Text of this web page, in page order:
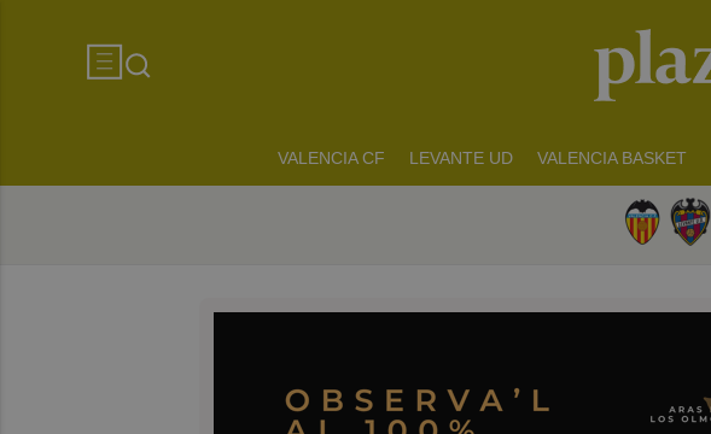
VALENCIA CF LEVANTE UD VALENCIA BASKET